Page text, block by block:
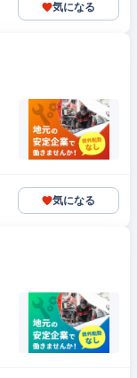
気になる
気になる